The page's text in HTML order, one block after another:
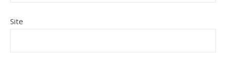
Site